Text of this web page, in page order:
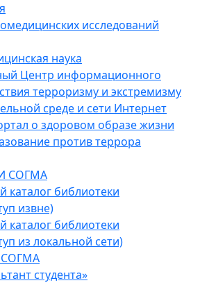
исследований
наука
Центр информационного
терроризму и экстремизму
среде и сети Интернет
о здоровом образе жизни
против террора
СОГМА
каталог библиотеки
извне)
каталог библиотеки
из локальной сети)
СОГМА
студента»